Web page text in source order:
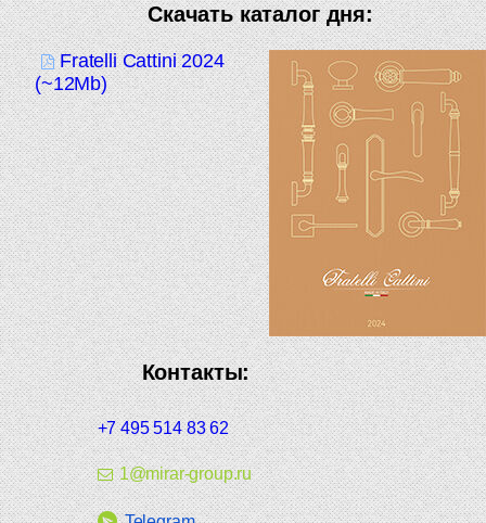
Скачать каталог дня:
Fratelli Cattini 2024
(~12Mb)
Контакты:
+7 495 514 83 62
1@mirar-group.ru